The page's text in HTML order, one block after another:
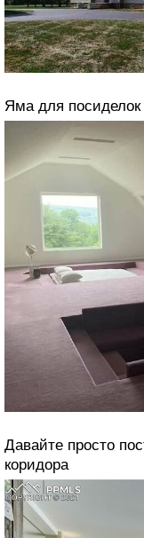
Яма для
Давайте просто
коридора